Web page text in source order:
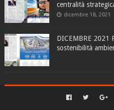
centralità
dicembre 18, 2021
DICEMBRE 2021
sostenibilità